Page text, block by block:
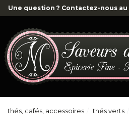
thés, cafés, accessoires thés verts
Une question ? Contactez-nous au